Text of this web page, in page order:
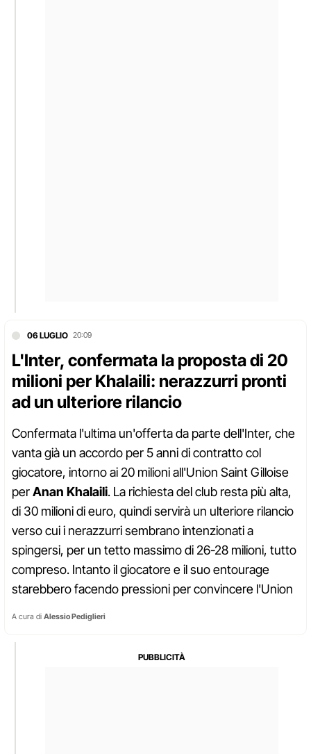
06 LUGLIO 20:09
L'Inter, confermata la proposta di 20
milioni per Khalaili: nerazzurri pronti
ad un ulteriore rilancio
Confermata l'ultima un'offerta da parte dell'Inter, che
vanta già un accordo per 5 anni di contratto col
giocatore, intorno ai 20 milioni all'Union Saint Gilloise
perAnan Khalaili. La richiesta del club resta più alta,
di 30 milioni di euro, quindi servirà un ulteriore rilancio
verso cui i nerazzurri sembrano intenzionati a
spingersi, per un tetto massimo di 26-28 milioni, tutto
compreso. Intanto il giocatore e il suo entourage
starebbero facendo pressioni per convincere l'Union
A cura di Alessio Pediglieri